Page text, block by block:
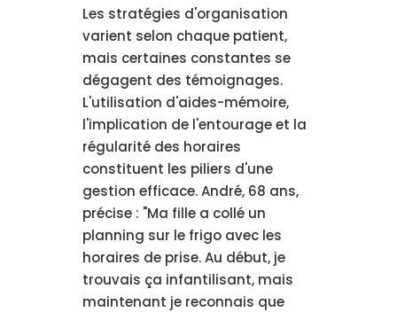
Les stratégies d'organisation
varient selon chaque patient,
mais certaines constantes se
dégagent des témoignages.
L'utilisation d'aides-mémoire,
l'implication de l'entourage et la
régularité des horaires
constituent les piliers d'une
gestion efficace. André, 68 ans,
précise : "Ma fille a collé un
planning sur le frigo avec les
horaires de prise. Au début, je
trouvais ça infantilisant, mais
maintenant je reconnais que